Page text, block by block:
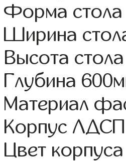
Форма
Ширина
Высота
Глубина
Материал
Корпус
Цвет